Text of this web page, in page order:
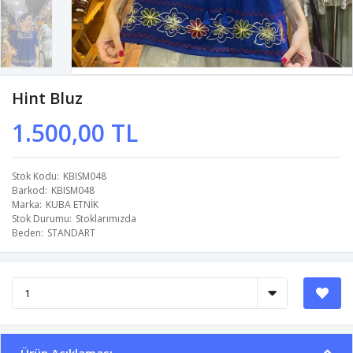
Hint Bluz
1.500,00 TL
Stok Kodu KBISM048
Barkod KBISM048
Marka KUBA ETNİK
Stok Durumu Stoklarımızda
Beden STANDART